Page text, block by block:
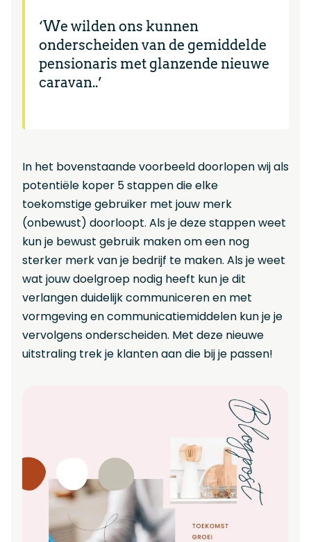
‘We wilden ons kunnen
onderscheiden van de gemiddelde
pensionaris met glanzende nieuwe
caravan..’
In het bovenstaande voorbeeld doorlopen wij als
potentiële koper 5 stappen die elke
toekomstige gebruiker met jouw merk
(onbewust) doorloopt. Als je deze stappen weet
kun je bewust gebruik maken om een nog
sterker merk van je bedrijf te maken. Als je weet
wat jouw doelgroep nodig heeft kun je dit
verlangen duidelijk communiceren en met
vormgeving en communicatiemiddelen kun je je
vervolgens onderscheiden. Met deze nieuwe
uitstraling trek je klanten aan die bij je passen!